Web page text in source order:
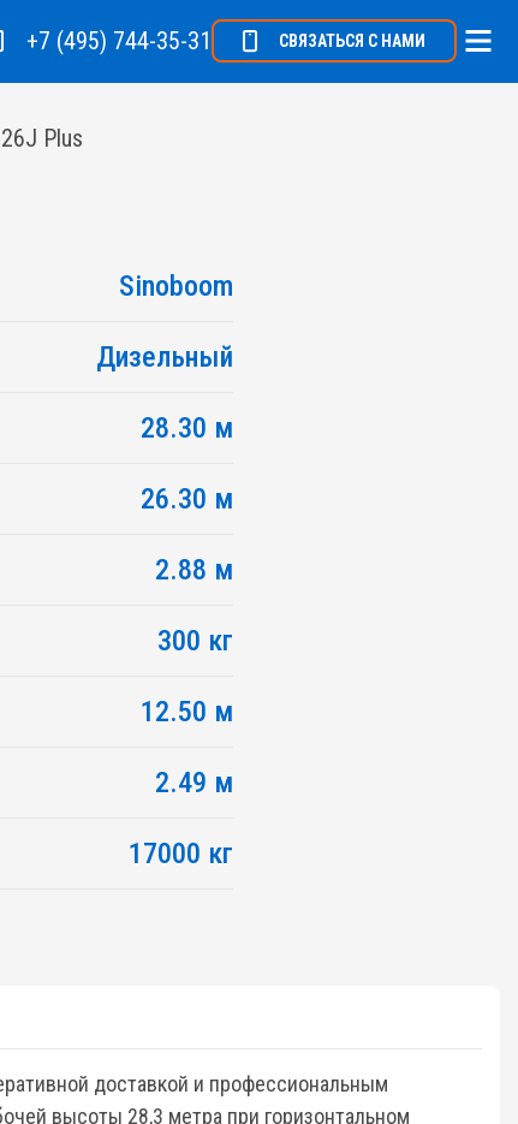
+7 (495) 744-35-31 СВЯЗАТЬСЯ С НАМИ
Plus
Sinoboom
Дизельный
28.30 м
26.30 м
2.88 м
300 кг
12.50 м
2.49 м
17000 кг
доставкой и профессиональным
высоты 28,3 метра при горизонтальном